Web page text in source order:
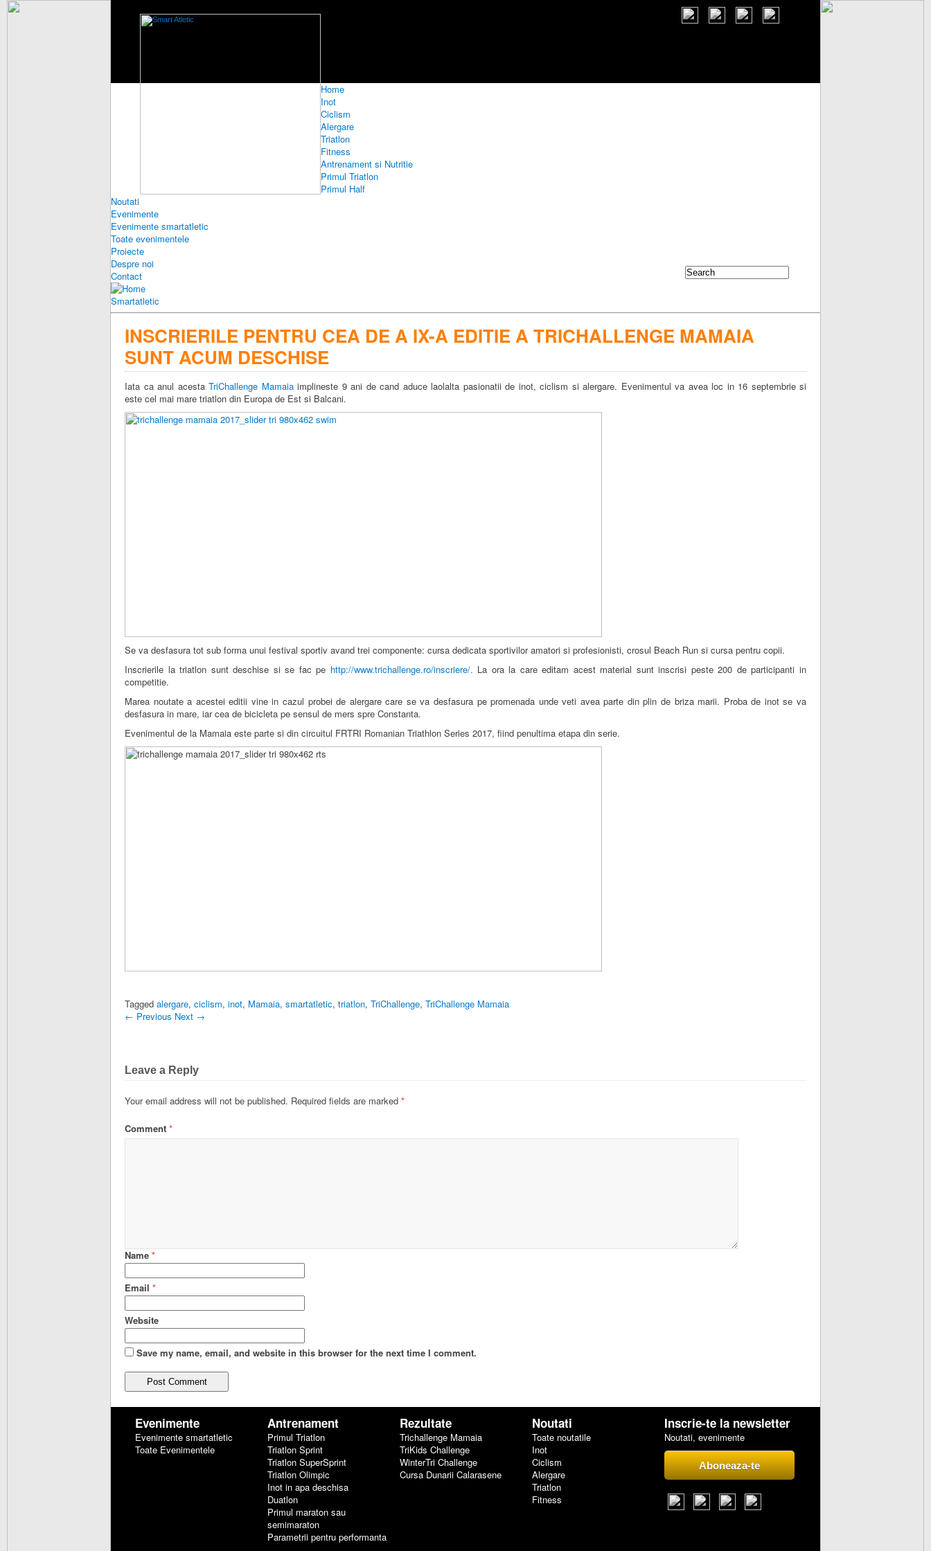
Home
Inot
Ciclism
Alergare
Triatlon
Fitness
Antrenament si Nutritie
Primul Triatlon
Primul Half
Noutati
Evenimente
Evenimente smartatletic
Toate evenimentele
Proiecte
Despre noi
Contact
Smartatletic
INSCRIERILE PENTRU CEA DE A IX-A EDITIE A TRICHALLENGE MAMAIA
SUNT ACUM DESCHISE
Iata ca anul acesta TriChallenge Mamaiaimplineste 9 ani de cand aduce laolalta pasionatii de inot, ciclism si alergare. Evenimentul va avea loc in 16 septembrie si
este cel mai mare triatlon din Europa de Est si Balcani.
Se va desfasura tot sub forma unui festival sportiv avand trei componente: cursa dedicata sportivilor amatori si profesionisti, crosul Beach Run si cursa pentru copii.
Inscrierile la triatlon sunt deschise si se fac pe http://www.trichallenge.ro/inscriere/. La ora la care editam acest material sunt inscrisi peste 200 de participanti in
competitie.
Marea noutate a acestei editii vine in cazul probei de alergare care se va desfasura pe promenada unde veti avea parte din plin de briza marii. Proba de inot se va
desfasura in mare, iar cea de bicicleta pe sensul de mers spre Constanta.
Evenimentul de la Mamaia este parte si din circuitul FRTRI Romanian Triathlon Series 2017, fiind penultima etapa din serie.
Tagged alergare, ciclism, inot, Mamaia, smartatletic, triatlon, TriChallenge, TriChallenge Mamaia
← Previous Next →
Leave a Reply
Your email address will not be published. Required fields are marked *
Comment *
Name *
Email *
Website
Save my name, email, and website in this browser for the next time I comment.
Evenimente
Evenimente smartatletic
Toate Evenimentele
Antrenament
Primul Triatlon
Triatlon Sprint
Triatlon SuperSprint
Triatlon Olimpic
Inot in apa deschisa
Duatlon
Primul maraton sau
semimaraton
Parametrii pentru performanta
Rezultate
Trichallenge Mamaia
TriKids Challenge
WinterTri Challenge
Cursa Dunarii Calarasene
Noutati
Toate noutatile
Inot
Ciclism
Alergare
Triatlon
Fitness
Inscrie-te la newsletter
Noutati, evenimente
Aboneaza-te